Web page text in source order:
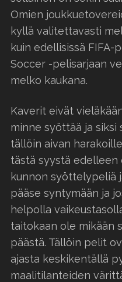
Omien
kyllä valitettavasti
kuin edellisissä FIFA-
Soccer -pelisarjaan
melko kaukana.
Kaverit eivät
minne syöttää ja
tällöin aivan
tästä syystä edelleen
kunnon syöttelypeliä
pääse syntymään ja
helpolla
taitokaan ole mikään
päästä. Tällöin pelit
ajasta keskikentällä
maalitilanteiden